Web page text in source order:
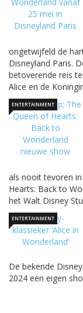
ongetwijfeld de
Disneyland Paris.
betoverende reis
Alice en de
ENTERTAINMENT
als nooit tevoren
Hearts: Back to
het Walt Disney
ENTERTAINMENT
De bekende
2024 een eigen